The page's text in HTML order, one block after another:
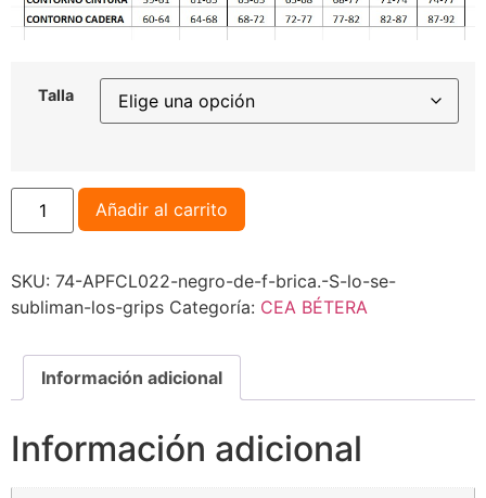
Talla
Añadir al carrito
SKU: 74-APFCL022-negro-de-f-brica.-S-lo-se-
subliman-los-grips Categoría: CEA BÉTERA
Información adicional
Información adicional